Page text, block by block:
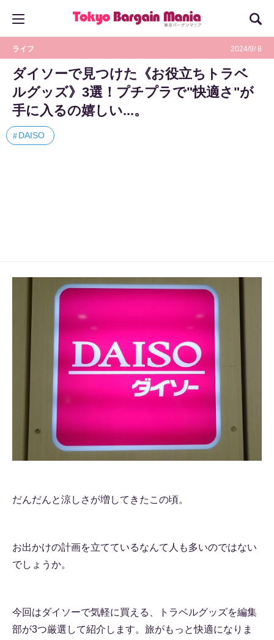
ライフ 2024/9/ 8
ダイソーで見つけた《お役立ちトラベ
ルグッズ》3選！プチプラで"快適さ"が
手に入るの嬉しい...。
DAISO
だんだんと涼しさが増してきたこの頃。
お出かけの計画を立てているなんて人も多いのではない
でしょうか。
今回はダイソーで気軽に買える、トラベルグッズを編集
部が3つ厳選して紹介します。旅がもっと快適になりま